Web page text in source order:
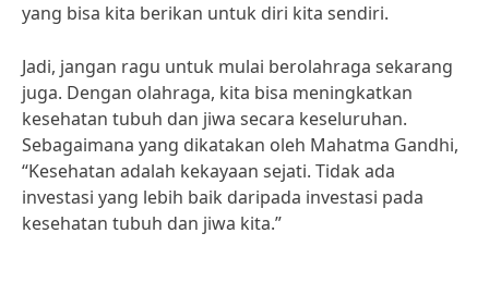
yang bisa kita berikan untuk diri kita sendiri.
Jadi, jangan ragu untuk mulai berolahraga sekarang
juga. Dengan olahraga, kita bisa meningkatkan
kesehatan tubuh dan jiwa secara keseluruhan.
Sebagaimana yang dikatakan oleh Mahatma Gandhi,
“Kesehatan adalah kekayaan sejati. Tidak ada
investasi yang lebih baik daripada investasi pada
kesehatan tubuh dan jiwa kita.”